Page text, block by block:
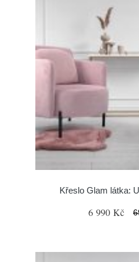
Křeslo Glam látka:
6 990 Kč